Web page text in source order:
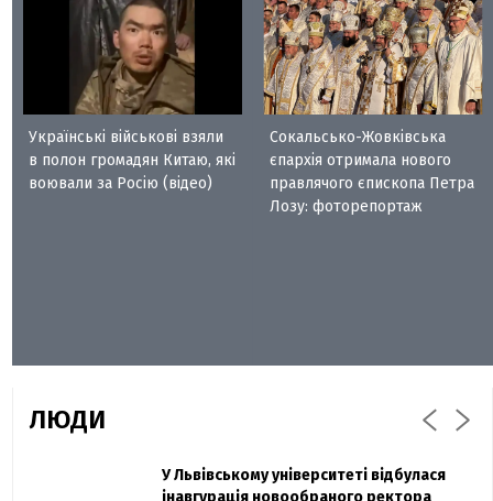
Українські військові взяли
в полон громадян Китаю, які
воювали за Росію (відео)
Сокальсько-Жовківська
єпархія отримала нового
правлячого єпископа Петра
Лозу: фоторепортаж
ЛЮДИ
Павло Дак
Захисник "Азовсталі" Діанов вдруге
одружився та показав фото з весілля
У Львівському університеті відбулася
інавгурація новообраного ректора